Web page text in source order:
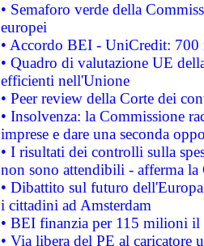
• Semaforo verde della
europei
• Accordo BEI - UniCredit:
• Quadro di valutazione UE
efficienti nell'Unione
• Peer review della Corte dei
• Insolvenza: la Commissione
imprese e dare una seconda
• I risultati dei controlli sulla
non sono attendibili - afferma la
• Dibattito sul futuro
i cittadini ad Amsterdam
• BEI finanzia per 115 milioni
• Via libera del PE al caricatore